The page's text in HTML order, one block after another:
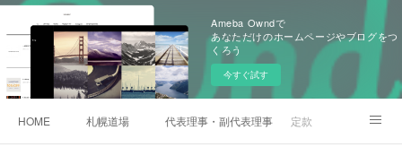
Ameba Owndで
あなただけのホームページやブログをつ
くろう
今すぐ試す
HOME 札幌道場 代表理事・副代表理事紹介定款